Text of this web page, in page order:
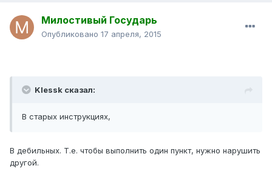
Милостивый Государь
Опубликовано 17 апреля, 2015
Klessk сказал:
В старых инструкциях,
В дебильных. Т.е. чтобы выполнить один пункт, нужно нарушить
другой.